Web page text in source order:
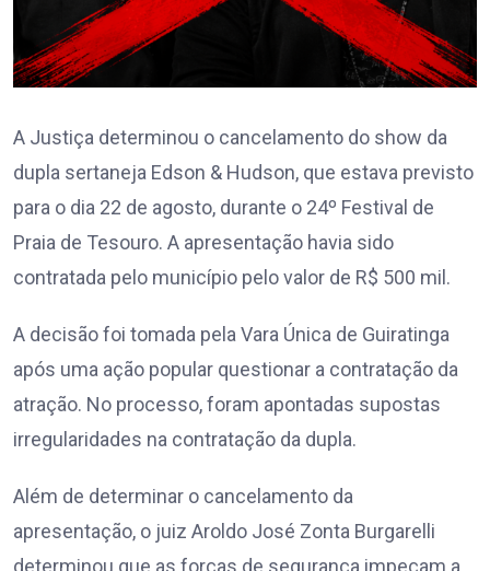
A Justiça determinou o cancelamento do show da
dupla sertaneja Edson & Hudson, que estava previsto
para o dia 22 de agosto, durante o 24º Festival de
Praia de Tesouro. A apresentação havia sido
contratada pelo município pelo valor de R$ 500 mil.
A decisão foi tomada pela Vara Única de Guiratinga
após uma ação popular questionar a contratação da
atração. No processo, foram apontadas supostas
irregularidades na contratação da dupla.
Além de determinar o cancelamento da
apresentação, o juiz Aroldo José Zonta Burgarelli
determinou que as forças de segurança impeçam a